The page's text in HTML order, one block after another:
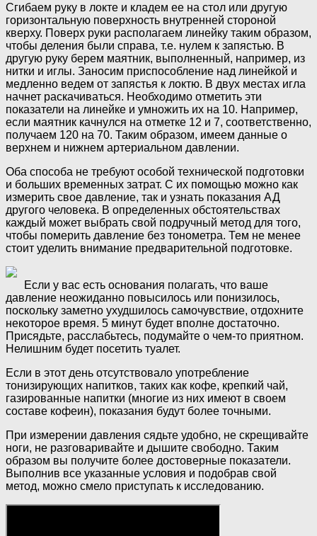
Сгибаем руку в локте и кладем ее на стол или другую
горизонтальную поверхность внутренней стороной
кверху. Поверх руки располагаем линейку таким образом,
чтобы деления были справа, т.е. нулем к запястью. В
другую руку берем маятник, выполненный, например, из
нитки и иглы. Заносим приспособление над линейкой и
медленно ведем от запястья к локтю. В двух местах игла
начнет раскачиваться. Необходимо отметить эти
показатели на линейке и умножить их на 10. Например,
если маятник качнулся на отметке 12 и 7, соответственно,
получаем 120 на 70. Таким образом, имеем данные о
верхнем и нижнем артериальном давлении.
Оба способа не требуют особой технической подготовки
и больших временных затрат. С их помощью можно как
измерить свое давление, так и узнать показания АД
другого человека. В определенных обстоятельствах
каждый может выбрать свой подручный метод для того,
чтобы померить давление без тонометра. Тем не менее
стоит уделить внимание предварительной подготовке.
Если у вас есть основания полагать, что ваше
давление неожиданно повысилось или понизилось,
поскольку заметно ухудшилось самочувствие, отдохните
некоторое время. 5 минут будет вполне достаточно.
Присядьте, расслабьтесь, подумайте о чем-то приятном.
Нелишним будет посетить туалет.
Если в этот день отсутствовало употребление
тонизирующих напитков, таких как кофе, крепкий чай,
газированные напитки (многие из них имеют в своем
составе кофеин), показания будут более точными.
При измерении давления сядьте удобно, не скрещивайте
ноги, не разговаривайте и дышите свободно. Таким
образом вы получите более достоверные показатели.
Выполнив все указанные условия и подобрав свой
метод, можно смело приступать к исследованию.